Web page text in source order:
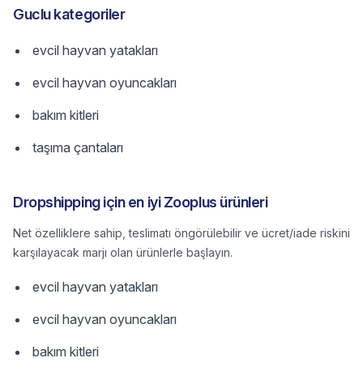
Guclu kategoriler
evcil hayvan yatakları
evcil hayvan oyuncakları
bakım kitleri
taşıma çantaları
Dropshipping için en iyi Zooplus ürünleri
Net özelliklere sahip, teslimatı öngörülebilir ve ücret/iade riskini
karşılayacak marjı olan ürünlerle başlayın.
evcil hayvan yatakları
evcil hayvan oyuncakları
bakım kitleri